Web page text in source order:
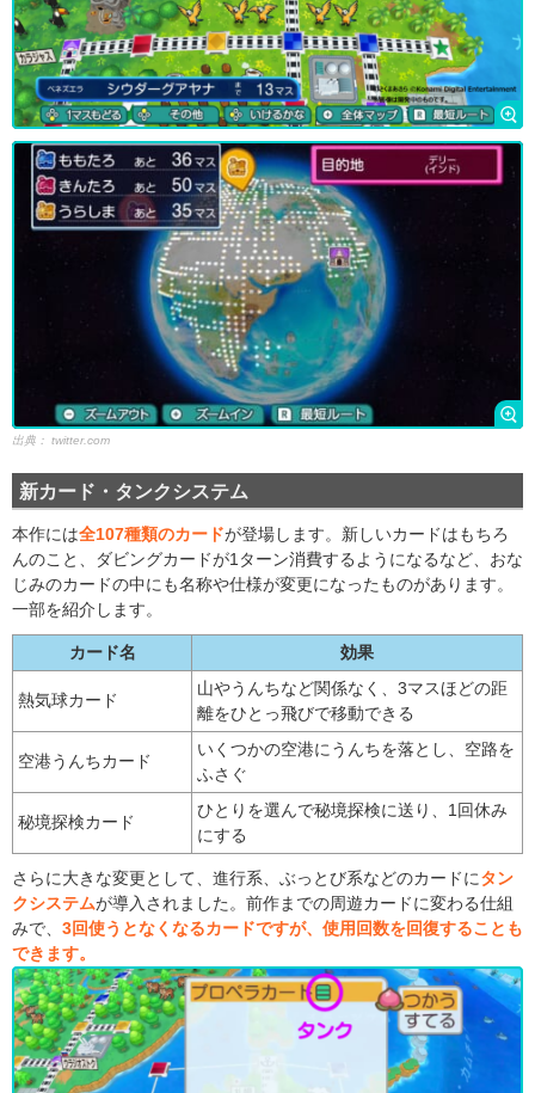
出典： twitter.com
新カード・タンクシステム
本作には全107種類のカードが登場します。新しいカードはもちろ
んのこと、ダビングカードが1ターン消費するようになるなど、おな
じみのカードの中にも名称や仕様が変更になったものがあります。
一部を紹介します。
カード名 効果
熱気球カード
山やうんちなど関係なく、3マスほどの距
離をひとっ飛びで移動できる
空港うんちカード
いくつかの空港にうんちを落とし、空路を
ふさぐ
秘境探検カード
ひとりを選んで秘境探検に送り、1回休み
にする
さらに大きな変更として、進行系、ぶっとび系などのカードにタン
クシステムが導入されました。前作までの周遊カードに変わる仕組
みで、 3回使うとなくなるカードですが、使用回数を回復することも
できます。